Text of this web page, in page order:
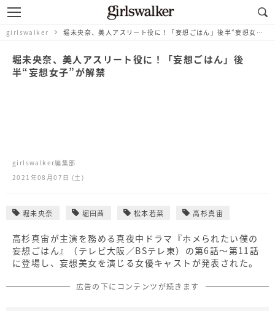
girlswalker 堀未央奈、美人アスリート役に！「妄想ごはん」後半“妄想女子”が解禁
堀未央奈、美人アスリート役に！「妄想ごはん」後
半“妄想女子”が解禁
girlswalker編集部
2021年08月07日 (土)
堀未央奈 堀田茜 松本若菜 高杉真宙
高杉真宙が主演を務める真夜中ドラマ『ホメられたい僕の
妄想ごはん』（テレビ大阪／BSテレ東）の第6話～第11話
に登場し、妄想美女を演じる女優キャストが発表された。
広告の下にコンテンツが続きます